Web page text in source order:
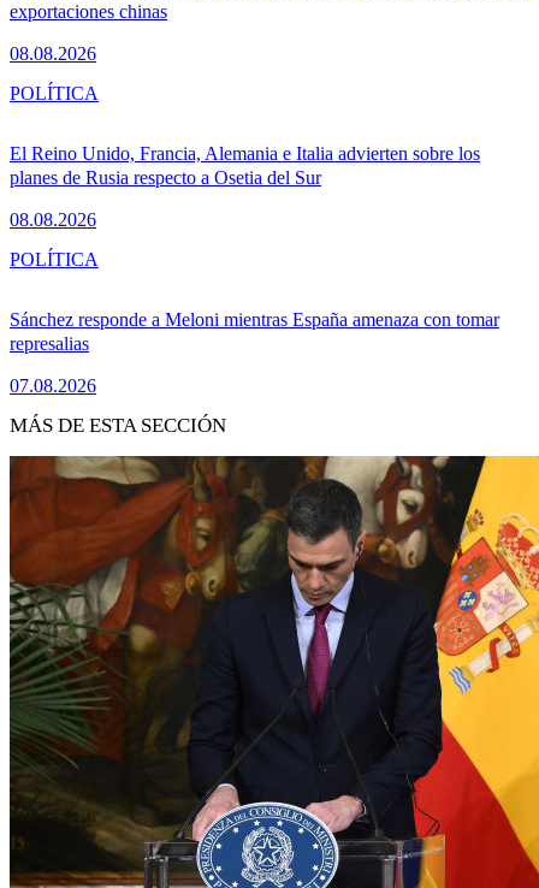
exportaciones chinas
08.08.2026
El Reino Unido, Francia, Alemania e Italia advierten sobre los
planes de Rusia respecto a Osetia del Sur
08.08.2026
POLÍTICA
Sánchez responde a Meloni mientras España amenaza con tomar
represalias
07.08.2026
POLÍTICA
MÁS DE ESTA SECCIÓN